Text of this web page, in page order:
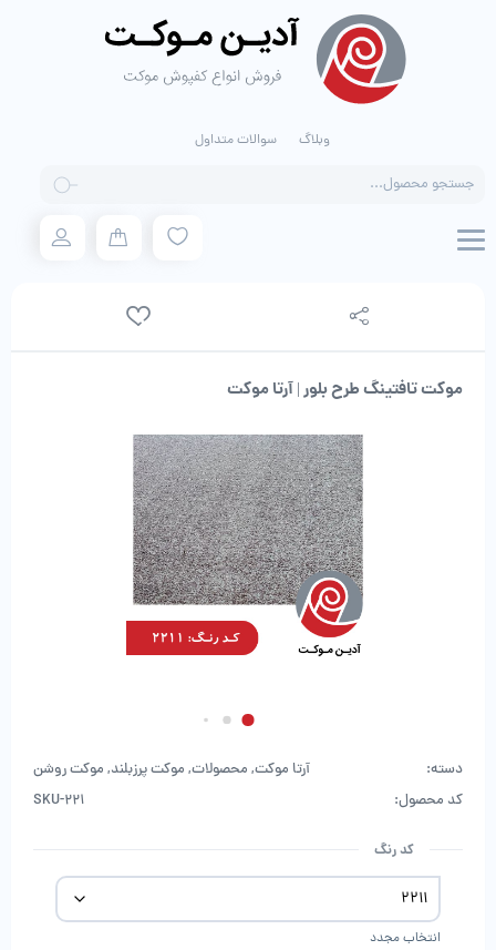
وبلاگ سوالات متداول
search
موکت تافتینگ طرح بلور | آرتا موکت
دسته: آرتا موکت, محصولات, موکت پرزبلند, موکت روشن
کد محصول:
SKU-221
کد رنگ
انتخاب مجدد